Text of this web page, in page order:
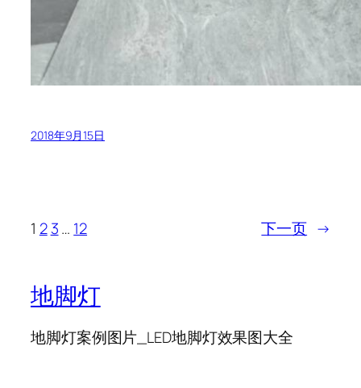
2018年9月15日
1 2 3… 12 下一页 →
地脚灯
地脚灯案例图片_LED地脚灯效果图大全